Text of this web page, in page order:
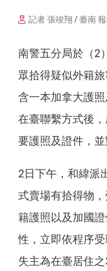
記者 張竣翔 / 臺南
南警五分局於（2
眾拾得疑似外籍
含一本加拿大護
在臺聯繫方式後
要護照及證件，並
2日下午，和緯派
式賣場有拾得物
籍護照以及加國
性，立即依程序
失主為在臺居住